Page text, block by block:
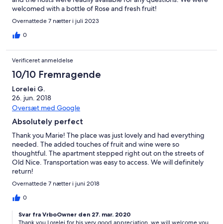
welcomed with a bottle of Rose and fresh fruit!
Overnattede 7 nætter i juli 2023
0
Verificeret anmeldelse
10/10 Fremragende
Lorelei G.
26. jun. 2018
Oversæt med Google
Absolutely perfect
Thank you Marie! The place was just lovely and had everything
needed. The added touches of fruit and wine were so
thoughtful. The apartment stepped right out on the streets of
Old Nice. Transportation was easy to access. We will definitely
return!
Overnattede 7 nætter i juni 2018
0
Svar fra VrboOwner den 27. mar. 2020